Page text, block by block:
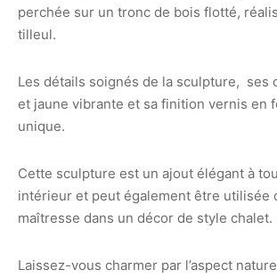
perchée sur un tronc de bois flotté,
tilleul.
Les détails soignés de la sculpture, ses
et jaune vibrante et sa finition vernis en
unique.
Cette sculpture est un ajout élégant à
intérieur et peut également être utilisée
maîtresse dans un décor de style chalet.
Laissez-vous charmer par l’aspect